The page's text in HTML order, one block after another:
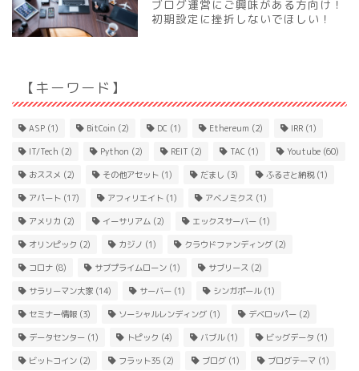
ブログ運営にご興味がある方向け！
初期設定に挫折しないでほしい！
【キーワード】
ASP (1) BitCoin (2) DC (1) Ethereum (2) IRR (1)
IT/Tech (2) Python (2) REIT (2) TAC (1) Youtube (60)
おススメ (2) その他アセット (1) だまし (3) ふるさと納税(1)
アパート (17) アフィリエイト (1) アベノミクス (1)
アメリカ (2) イーサリアム (2) エックスサーバー (1)
オリンピック (2) カジノ (1) クラウドファンディング (2)
コロナ (8) サブプライムローン (1) サブリース (2)
サラリーマン大家 (14) サーバー (1) シンガポール(1)
セミナー情報 (3) ソーシャルレンディング (1) デベロッパー (2)
データセンター (1) トピック (4) バブル(1) ビッグデータ (1)
ビットコイン (2) フラット35 (2) ブログ (1) ブログテーマ (1)